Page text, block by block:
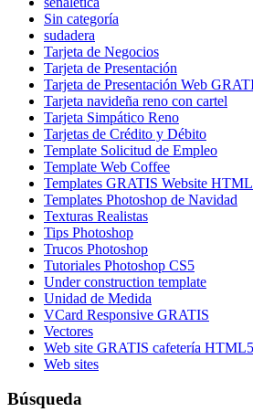
Sin categoría
sudadera
Tarjeta de Negocios
Tarjeta de Presentación
Tarjeta de Presentación Web
Tarjeta navideña reno con cartel
Tarjeta Simpático Reno
Tarjetas de Crédito y Débito
Template Solicitud de Empleo
Template Web Coffee
Templates GRATIS Website
Templates Photoshop de Navidad
Texturas Realistas
Tips Photoshop
Trucos Photoshop
Tutoriales Photoshop CS5
Under construction template
Unidad de Medida
VCard Responsive GRATIS
Vectores
Web site GRATIS cafetería
Web sites
Búsqueda